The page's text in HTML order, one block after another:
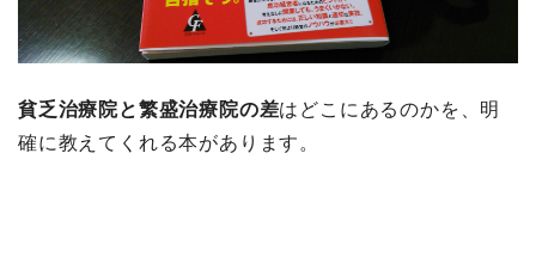
貧乏治療院と繁盛治療院の差はどこにあるのかを、明
確に教えてくれる本があります。